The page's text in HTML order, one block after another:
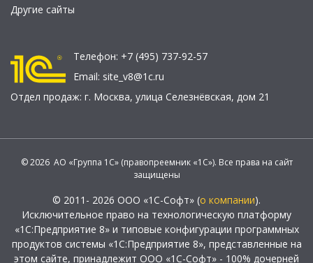
Другие сайты
Телефон: +7 (495) 737-92-57
Email: site_v8@1c.ru
Отдел продаж: г. Москва, улица Селезнёвская, дом 21
© 2026 АО «Группа 1С» (правопреемник «1С»). Все права на сайт
защищены
© 2011- 2026 ООО «1С-Софт» (о компании).
Исключительное право на технологическую платформу
«1С:Предприятие 8» и типовые конфигурации программных
продуктов системы «1С:Предприятие 8», представленные на
этом сайте, принадлежит ООО «1С-Софт» - 100% дочерней